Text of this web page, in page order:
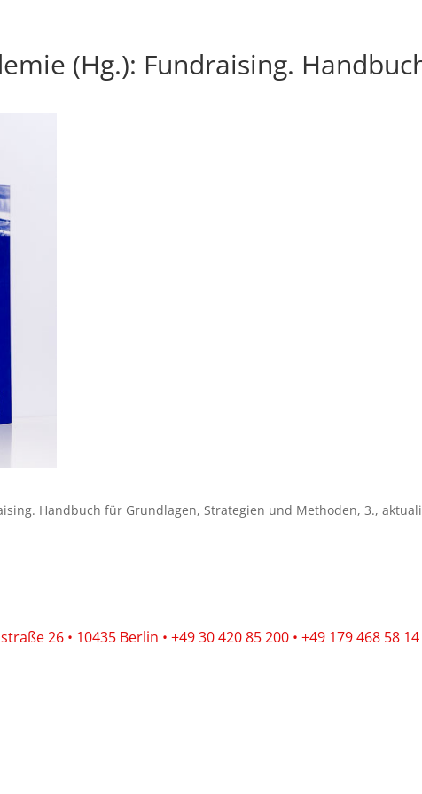
(Hg.): Fundraising.
Handbuch für Grundlagen, Strategien und Methoden, 3.,
26 • 10435 Berlin • +49 30 420 85 200 • +49 179 468 58